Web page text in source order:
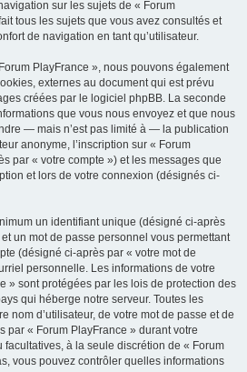
sur les sujets de « Forum
tous les sujets que vous avez consultés et
de navigation en tant qu’utilisateur.
PlayFrance », nous pouvons également
externes au document qui est prévu
créées par le logiciel phpBB. La seconde
que vous nous envoyez et que nous
— mais n’est pas limité à — la publication
anonyme, l’inscription sur « Forum
par « votre compte ») et les messages que
et lors de votre connexion (désignés ci-
un identifiant unique (désigné ci-après
un mot de passe personnel vous permettant
(désigné ci-après par « votre mot de
personnelle. Les informations de votre
» sont protégées par les lois de protection des
qui héberge notre serveur. Toutes les
nom d’utilisateur, de votre mot de passe et de
par « Forum PlayFrance » durant votre
à la seule discrétion de « Forum
vous pouvez contrôler quelles informations